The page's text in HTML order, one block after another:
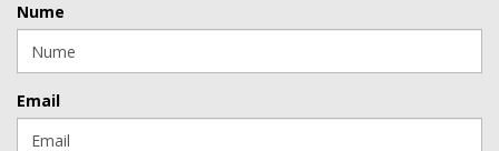
Nume
Email